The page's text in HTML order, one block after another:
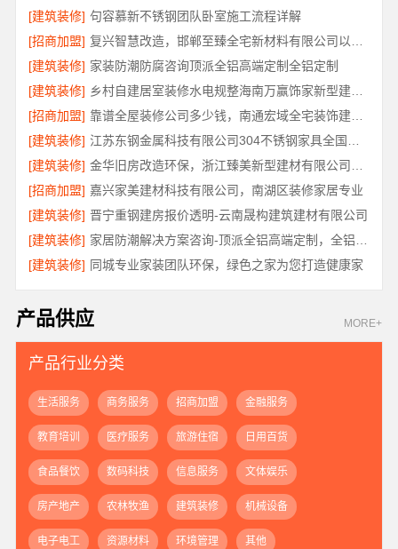
[建筑装修] 句容慕新不锈钢团队卧室施工流程详解
[招商加盟]
[建筑装修] 家装防潮防腐咨询顶派全铝高端定制全铝定制
[建筑装修]
乡村自建居室装修水电规整海南万赢饰家新型建筑材料有限公司
[招商加盟]
靠谱全屋装修公司多少钱，南通宏域全宅装饰建材有限公司免费报价
[建筑装修]
[建筑装修]
[招商加盟] 嘉兴家美建材科技有限公司，南湖区装修家居专业
[建筑装修] 晋宁重钢建房报价透明-云南晟构建筑建材有限公司
[建筑装修]
[建筑装修] 同城专业家装团队环保，绿色之家为您打造健康家
产品供应 MORE+
产品行业分类
生活服务 商务服务 招商加盟 金融服务
教育培训 医疗服务 旅游住宿 日用百货
食品餐饮 数码科技 信息服务 文体娱乐
房产地产 农林牧渔 建筑装修 机械设备
电子电工 资源材料 环境管理 其他